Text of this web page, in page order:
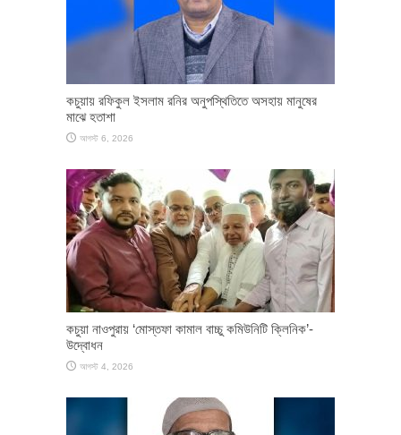
কচুয়ায় রফিকুল ইসলাম রনির অনুপস্থিতিতে অসহায় মানুষের
মাঝে হতাশা
আগস্ট 6, 2026
কচুয়া নাওপুরায় ‘মোস্তফা কামাল বাচ্চু কমিউনিটি ক্লিনিক’-
উদ্বোধন
আগস্ট 4, 2026